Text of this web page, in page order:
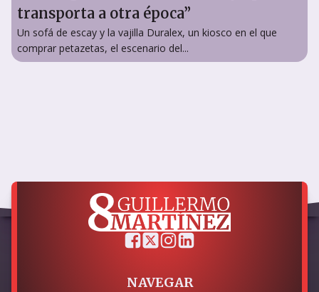
transporta a otra época”
Un sofá de escay y la vajilla Duralex, un kiosco en el que
comprar petazetas, el escenario del...
NAVEGAR